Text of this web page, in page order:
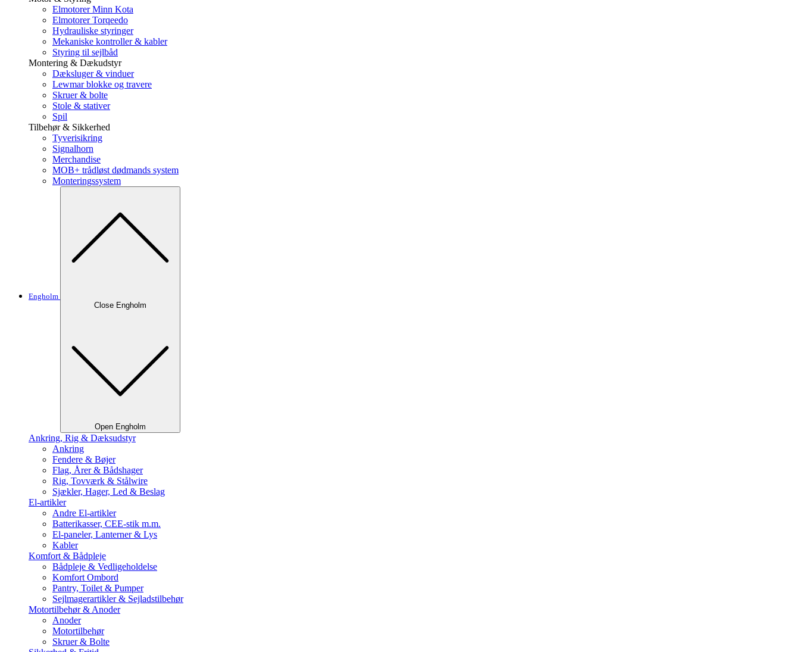
Elmotorer Minn Kota
Elmotorer Torqeedo
Hydrauliske styringer
Mekaniske kontroller & kabler
Styring til sejlbåd
Montering & Dækudstyr
Dæksluger & vinduer
Lewmar blokke og travere
Skruer & bolte
Stole & stativer
Spil
Tilbehør & Sikkerhed
Tyverisikring
Signalhorn
Merchandise
MOB+ trådløst dødmands system
Monteringssystem
Engholm
Close Engholm
Open Engholm
Ankring, Rig & Dæksudstyr
Ankring
Fendere & Bøjer
Flag, Årer & Bådshager
Rig, Tovværk & Stålwire
Sjækler, Hager, Led & Beslag
El-artikler
Andre El-artikler
Batterikasser, CEE-stik m.m.
El-paneler, Lanterner & Lys
Kabler
Komfort & Bådpleje
Bådpleje & Vedligeholdelse
Komfort Ombord
Pantry, Toilet & Pumper
Sejlmagerartikler & Sejladstilbehør
Motortilbehør & Anoder
Anoder
Motortilbehør
Skruer & Bolte